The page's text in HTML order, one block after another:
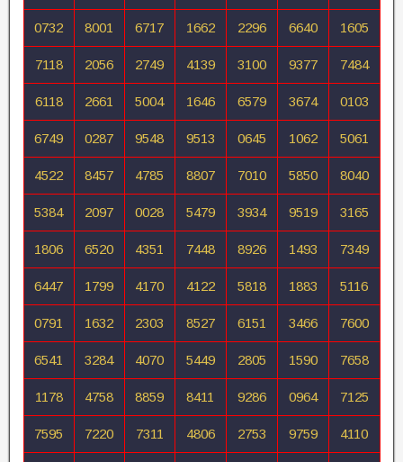
0732 8001 6717 1662 2296 6640 1605
7118 2056 2749 4139 3100 9377 7484
6118 2661 5004 1646 6579 3674 0103
6749 0287 9548 9513 0645 1062 5061
4522 8457 4785 8807 7010 5850 8040
5384 2097 0028 5479 3934 9519 3165
1806 6520 4351 7448 8926 1493 7349
6447 1799 4170 4122 5818 1883 5116
0791 1632 2303 8527 6151 3466 7600
6541 3284 4070 5449 2805 1590 7658
1178 4758 8859 8411 9286 0964 7125
7595 7220 7311 4806 2753 9759 4110